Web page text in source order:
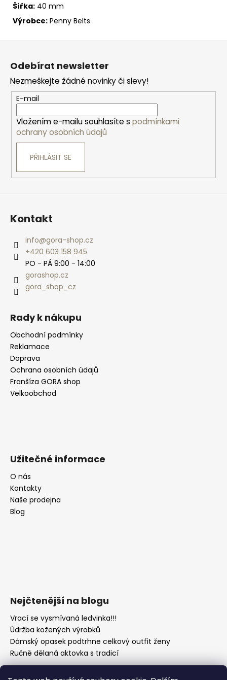
Šířka: 40 mm
Výrobce: Penny Belts
Z
Odebírat newsletter
Nezmeškejte žádné novinky či slevy!
E-mail
Vložením e-mailu souhlasíte s podmínkami
ochrany osobních údajů
PŘIHLÁSIT SE
Kontakt
info@gora-shop.cz
+420 603 158 945
PO - PÁ 9:00 - 14:00
gorashop.cz
gora_shop_cz
Rady k nákupu
Obchodní podmínky
Reklamace
Doprava
Ochrana osobních údajů
Franšíza GORA shop
Velkoobchod
Užitečné informace
O nás
Kontakty
Naše prodejna
Blog
Nejčtenější na blogu
Vrací se vysmívaná ledvinka!!!
Údržba kožených výrobků
Dámský opasek podtrhne celkový outfit ženy
Ručně dělaná aktovka s tradicí